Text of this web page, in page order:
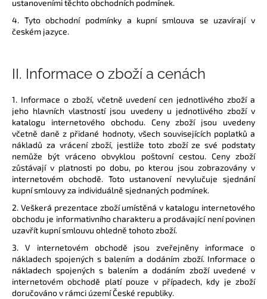
ustanoveními těchto obchodních podmínek.
4. Tyto obchodní podmínky a kupní smlouva se uzavírají v
českém jazyce.
II. Informace o zboží a cenách
1. Informace o zboží, včetně uvedení cen jednotlivého zboží a
jeho hlavních vlastností jsou uvedeny u jednotlivého zboží v
katalogu internetového obchodu. Ceny zboží jsou uvedeny
včetně daně z přidané hodnoty, všech souvisejících poplatků a
nákladů za vrácení zboží, jestliže toto zboží ze své podstaty
nemůže být vráceno obvyklou poštovní cestou. Ceny zboží
zůstávají v platnosti po dobu, po kterou jsou zobrazovány v
internetovém obchodě. Toto ustanovení nevylučuje sjednání
kupní smlouvy za individuálně sjednaných podmínek.
2. Veškerá prezentace zboží umístěná v katalogu internetového
obchodu je informativního charakteru a prodávající není povinen
uzavřít kupní smlouvu ohledně tohoto zboží.
3. V internetovém obchodě jsou zveřejněny informace o
nákladech spojených s balením a dodáním zboží. Informace o
nákladech spojených s balením a dodáním zboží uvedené v
internetovém obchodě platí pouze v případech, kdy je zboží
doručováno v rámci území České republiky.
D
o
p
o
r
u
č
u
j
e
m
e
PÁNSKÉ